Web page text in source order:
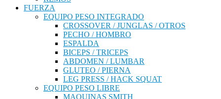
FUERZA
EQUIPO PESO INTEGRADO
CROSSOVER / JUNGLAS / OTROS
PECHO / HOMBRO
ESPALDA
BICEPS / TRICEPS
ABDOMEN / LUMBAR
GLUTEO / PIERNA
LEG PRESS / HACK SQUAT
EQUIPO PESO LIBRE
MAQUINAS SMITH